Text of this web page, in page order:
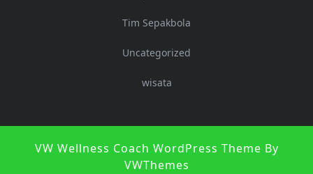
Tim Sepakbola
Uncategorized
wisata
VW Wellness Coach WordPress Theme By
VWThemes